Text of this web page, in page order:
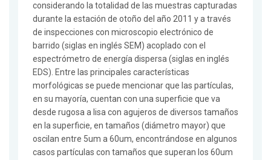
considerando la totalidad de las muestras capturadas
durante la estación de otoño del año 2011 y a través
de inspecciones con microscopio electrónico de
barrido (siglas en inglés SEM) acoplado con el
espectrómetro de energía dispersa (siglas en inglés
EDS). Entre las principales características
morfológicas se puede mencionar que las partículas,
en su mayoría, cuentan con una superficie que va
desde rugosa a lisa con agujeros de diversos tamaños
en la superficie, en tamaños (diámetro mayor) que
oscilan entre 5um a 60um, encontrándose en algunos
casos partículas con tamaños que superan los 60um